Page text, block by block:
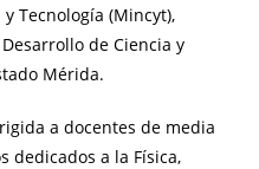
Tecnología (Mincyt),
de Ciencia y
Mérida.
a docentes de media
dedicados a la Física,